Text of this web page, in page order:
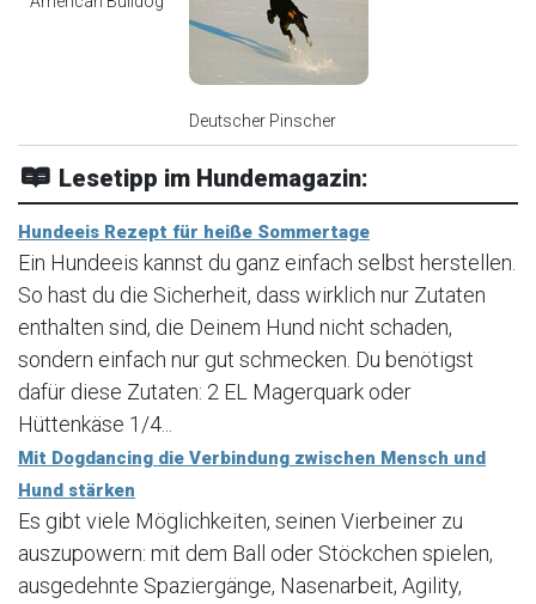
Deutscher Pinscher
Lesetipp im Hundemagazin:
Hundeeis Rezept für heiße Sommertage
Ein Hundeeis kannst du ganz einfach selbst herstellen.
So hast du die Sicherheit, dass wirklich nur Zutaten
enthalten sind, die Deinem Hund nicht schaden,
sondern einfach nur gut schmecken. Du benötigst
dafür diese Zutaten: 2 EL Magerquark oder
Hüttenkäse 1/4...
Mit Dogdancing die Verbindung zwischen Mensch und
Hund stärken
Es gibt viele Möglichkeiten, seinen Vierbeiner zu
auszupowern: mit dem Ball oder Stöckchen spielen,
ausgedehnte Spaziergänge, Nasenarbeit, Agility,